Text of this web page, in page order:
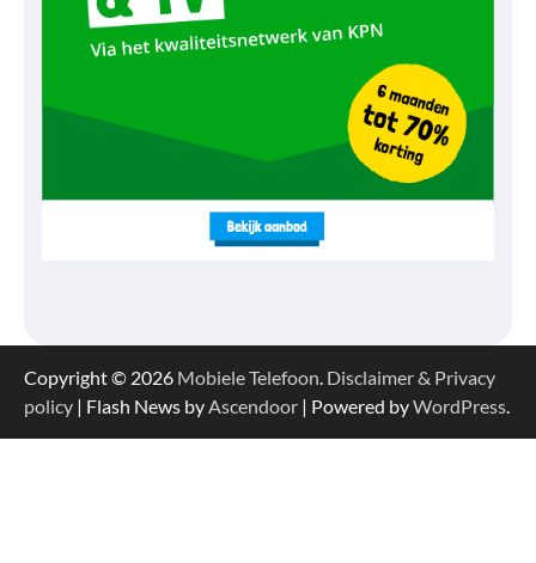
Copyright © 2026 Mobiele Telefoon Disclaimer & Privacy
policy | Flash News by Ascendoor | Powered byWordPress